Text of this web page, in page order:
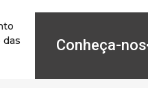
Conheça-nos